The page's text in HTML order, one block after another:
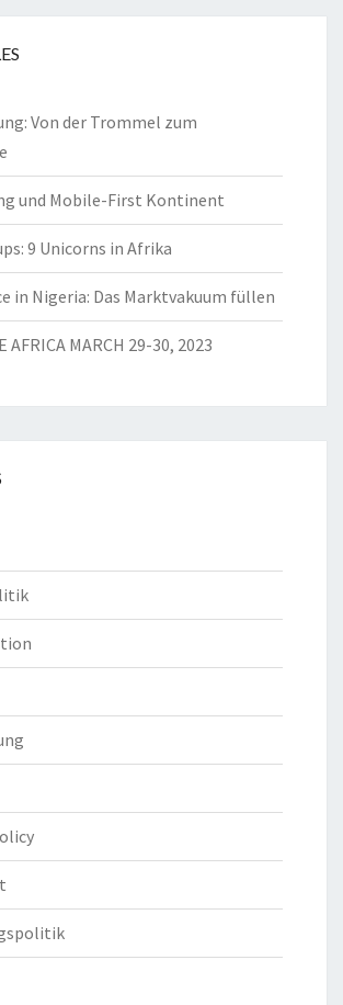
Von der Trommel zum
und Mobile-First Kontinent
9 Unicorns in Afrika
in Nigeria: Das Marktvakuum füllen
AFRICA MARCH 29-30, 2023